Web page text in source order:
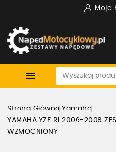
Moje

Strona Główna Yamaha
YAMAHA YZF R1 2006-2008
WZMOCNIONY